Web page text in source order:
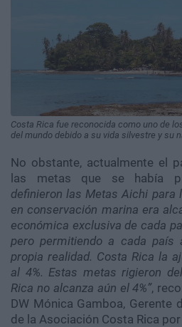
Costa Rica fue reconocida como uno de
del mundo debido a su vida silvestre y su
No obstante, actualmente el
las metas que se había
definieron las Metas Aichi para
en conservación marina era
económica exclusiva de cada
pero permitiendo a cada
propia realidad. Costa Rica la
al 4%. Estas metas rigieron
Rica no alcanza aún el 4%”,
DW Mónica Gamboa, Gerente
de la Asociación Costa Rica